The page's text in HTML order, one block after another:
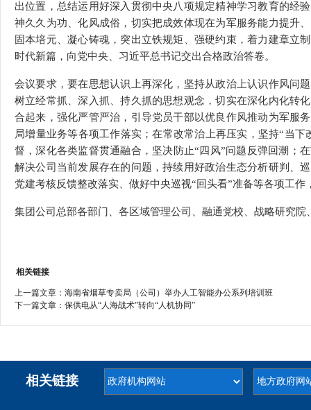
出位置，总结运用好深入贯彻中央八项规定精神学习教育的经
神久久为功、化风成俗，切实把成效体现在为军服务能力提升
固本培元、凝心铸魂，突出立铁规矩、强硬约束，着力建章立
时代新篇，向党中央、习近平总书记交出合格政治答卷。
会议要求，要在思想认识上再深化，坚持从政治上认识作风问
树立经常抓、深入抓、持久抓的思想观念，切实在深化内化转
合起来，强化严管严治，引导党员干部以优良作风推动为军服
局增量业务等各项工作落实；在常改常治上再压实，坚持“当
督，深化各类监督贯通融合，坚决防止“四风”问题反弹回潮；
解决公司当前发展存在的问题，持续用好政治生态分析研判、
党建考核反馈整改落实、做好中央巡视“回头看”准备等各项工
集团公司总部各部门、各区域管理公司、融通党校、战略研究
相关链接
上一篇文章： 海南省烟草专卖局（公司）举办人工智能办公系列培训班
下一篇文章： 保供电从“人海战术”转向“人机协同”
相关链接